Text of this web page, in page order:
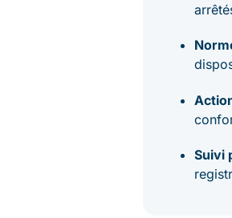
Suivi